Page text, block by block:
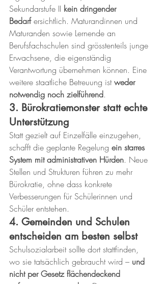
Sekundarstufe II kein dringender
Bedarf ersichtlich. Maturandinnen und
Maturanden sowie Lernende an
Berufsfachschulen sind grösstenteils junge
Erwachsene, die eigenständig
Verantwortung übernehmen können. Eine
weitere staatliche Betreuung ist weder
notwendig noch zielführend.
3. Bürokratiemonster statt echte
Unterstützung
Statt gezielt auf Einzelfälle einzugehen,
schafft die geplante Regelung ein starres
System mit administrativen Hürden. Neue
Stellen und Strukturen führen zu mehr
Bürokratie, ohne dass konkrete
Verbesserungen für Schülerinnen und
Schüler entstehen.
4. Gemeinden und Schulen
entscheiden am besten selbst
Schulsozialarbeit sollte dort stattfinden,
wo sie tatsächlich gebraucht wird – und
nicht per Gesetz flächendeckend